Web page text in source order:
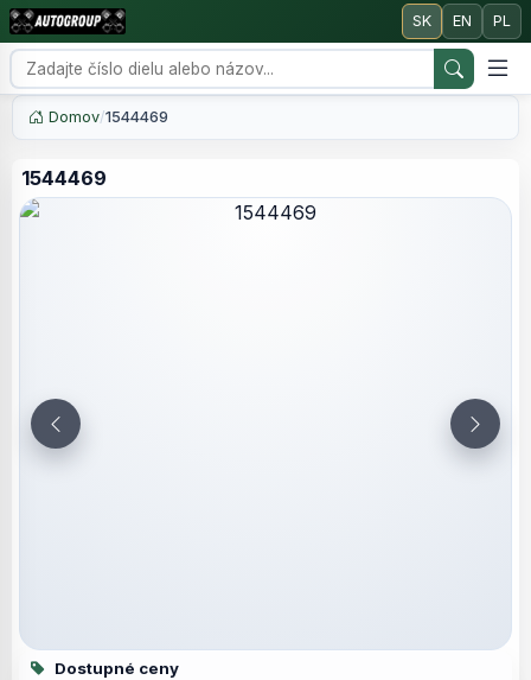
SK EN PL
Domov/1544469
1544469
Dostupné ceny